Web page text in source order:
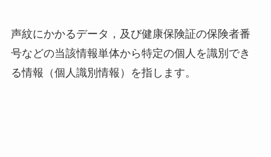
声紋にかかるデータ，及び健康保険証の保険者番
号などの当該情報単体から特定の個人を識別でき
る情報（個人識別情報）を指します。